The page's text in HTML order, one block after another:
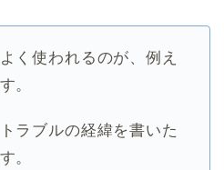
く使われるのが、例え
。
ラブルの経緯を書いた
。